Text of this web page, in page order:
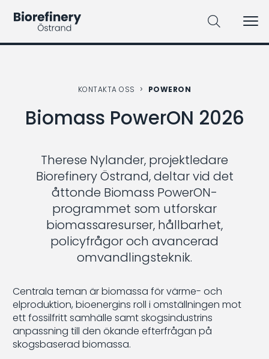
KONTAKTA OSS POWERON
Biomass PowerON 2026
Therese Nylander, projektledare
Biorefinery Östrand, deltar vid det
åttonde Biomass PowerON-
programmet som utforskar
biomassaresurser, hållbarhet,
policyfrågor och avancerad
omvandlingsteknik.
Centrala teman är biomassa för värme- och
elproduktion, bioenergins roll i omställningen mot
ett fossilfritt samhälle samt skogsindustrins
anpassning till den ökande efterfrågan på
skogsbaserad biomassa.